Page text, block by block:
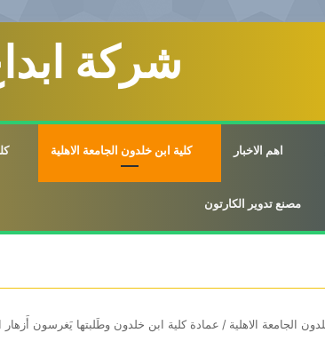
شركة
اهم الاخبار كلية ابن خلدون الجامعة الاهلية
مصنع تدوير الكارتون
الجامعة الاهلية / عمادة كلية ابن خلدون وطَلبتها يَغرسون أَزهار